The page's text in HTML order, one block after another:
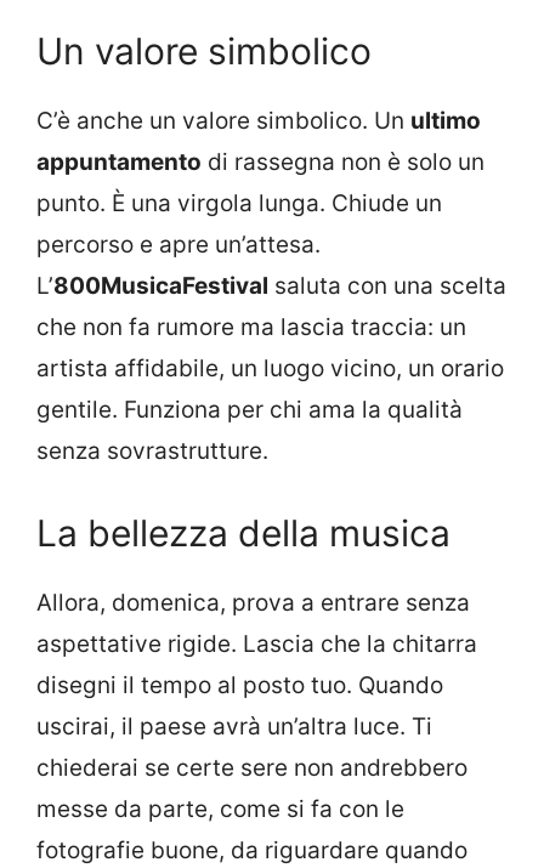
Un valore simbolico
C’è anche un valore simbolico. Un ultimo
appuntamento di rassegna non è solo un
punto. È una virgola lunga. Chiude un
percorso e apre un’attesa.
L’800MusicaFestival saluta con una scelta
che non fa rumore ma lascia traccia: un
artista affidabile, un luogo vicino, un orario
gentile. Funziona per chi ama la qualità
senza sovrastrutture.
La bellezza della musica
Allora, domenica, prova a entrare senza
aspettative rigide. Lascia che la chitarra
disegni il tempo al posto tuo. Quando
uscirai, il paese avrà un’altra luce. Ti
chiederai se certe sere non andrebbero
messe da parte, come si fa con le
fotografie buone, da riguardare quando